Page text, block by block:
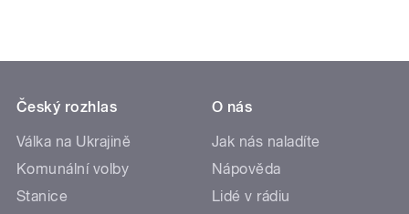
Český rozhlas
Válka na Ukrajině
Komunální volby
Stanice
O nás
Jak nás naladíte
Nápověda
Lidé v rádiu